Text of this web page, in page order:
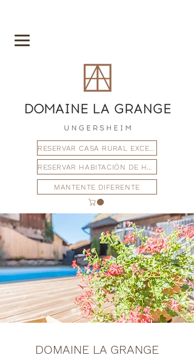
MANTENTE DIFERENTE
DOMAINE LA GRANGE